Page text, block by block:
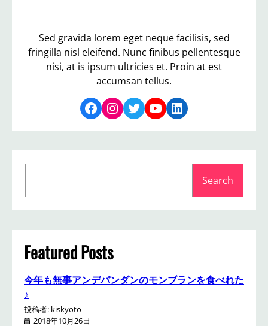
Sed gravida lorem eget neque facilisis, sed
fringilla nisl eleifend. Nunc finibus pellentesque
nisi, at is ipsum ultricies et. Proin at est
accumsan tellus.
Facebook Instagram Twitter YouTube LinkedIn
a
r
c
h
Search
Featured Posts
今年も無事アンデパンダンのモンブランを食べれた
♪
投稿者: kiskyoto
2018年10月26日